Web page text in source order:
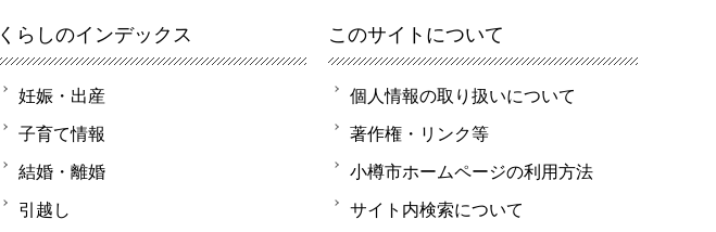
くらしのインデックス
妊娠・出産
子育て情報
結婚・離婚
引越し
このサイトについて
個人情報の取り扱いについて
著作権・リンク等
小樽市ホームページの利用方法
サイト内検索について